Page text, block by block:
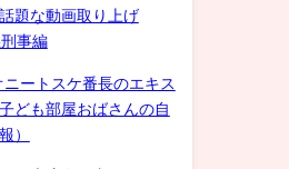
題な動画取り上げ
事編
ートスケ番長のエキス
ども部屋おばさんの自
）